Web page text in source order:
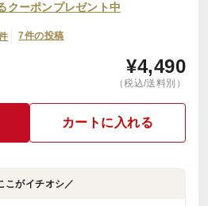
クーポンプレゼント中
7件の投稿
¥4,490
（税込/送料別）
カートに入れる
こがイチオシ／